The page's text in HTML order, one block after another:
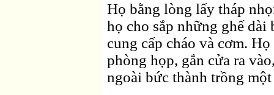
Họ bằng lòng lấy tháp
họ cho sắp những ghế
cung cấp cháo và cơm.
phòng họp, gắn cửa ra
ngoài bức thành trồng